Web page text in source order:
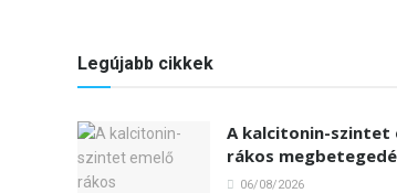
Legújabb cikkek
A kalcitonin-szintet
rákos
06/08/2026